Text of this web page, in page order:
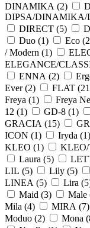
DINAMIKA (2)
DIPSA/DINAMIKA/
DIRECT (5)
Duo (1) Eco (2
/ Modern (1)
ELEGANCE/
ENNA (2)
Ever (2) FLAT (21
Freya (1) Freya
12 (1) GD-8 (1)
GRACIA (15)
ICON (1) Iryda (1)
KLEO (1)
Laura (5)
LIL (5) Lily (5)
LINEA (5) Lira (5
Maid (3) Male
Mila (4) MIRA (7)
Moduo (2) Mona (